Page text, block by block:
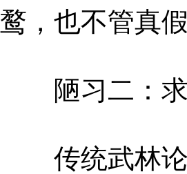
鹜，也不管真
陋习二：求
传统武林论